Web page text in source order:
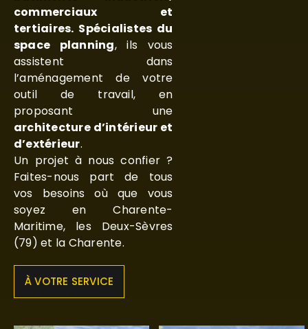
commerciaux et
tertiaires. Spécialistes du
space planning, ils vous
assistent dans
l’aménagement de votre
outil de travail, en
proposant une
architecture d’intérieur et
d’extérieur.
Un projet à nous confier ?
Faites-nous part de tous
vos besoins où que vous
soyez en Charente-
Maritime, les Deux-Sèvres
(79) et la Charente.
À VOTRE SERVICE